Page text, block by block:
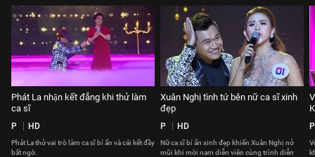
Phát La nhận kết đắng khi thử làm
ca sĩ
P HD
Phát La thử vai trò làm ca sĩ bí ẩn và cái kết đầy
bất ngờ.
Xuân Nghị tình tứ bên nữ ca sĩ xinh
đẹp
P HD
Nữ ca sĩ bí ẩn xinh đẹp khiến Xuân Nghị nở
mũi khi mời nam diễn viên cùng trình diễn
P